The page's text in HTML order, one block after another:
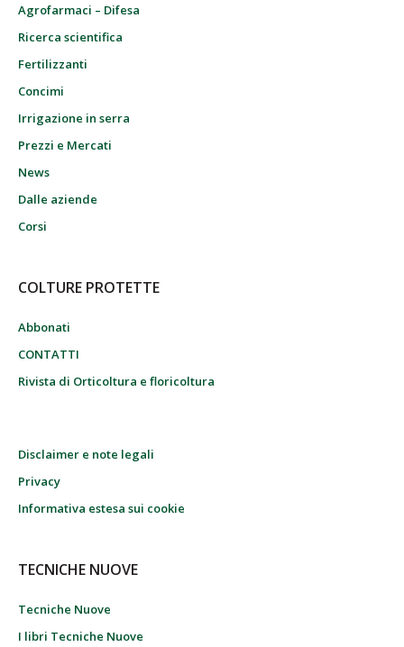
Agrofarmaci – Difesa
Ricerca scientifica
Fertilizzanti
Concimi
Irrigazione in serra
Prezzi e Mercati
News
Dalle aziende
Corsi
COLTURE PROTETTE
Abbonati
CONTATTI
Rivista di Orticoltura e floricoltura
Disclaimer e note legali
Privacy
Informativa estesa sui cookie
TECNICHE NUOVE
Tecniche Nuove
I libri Tecniche Nuove